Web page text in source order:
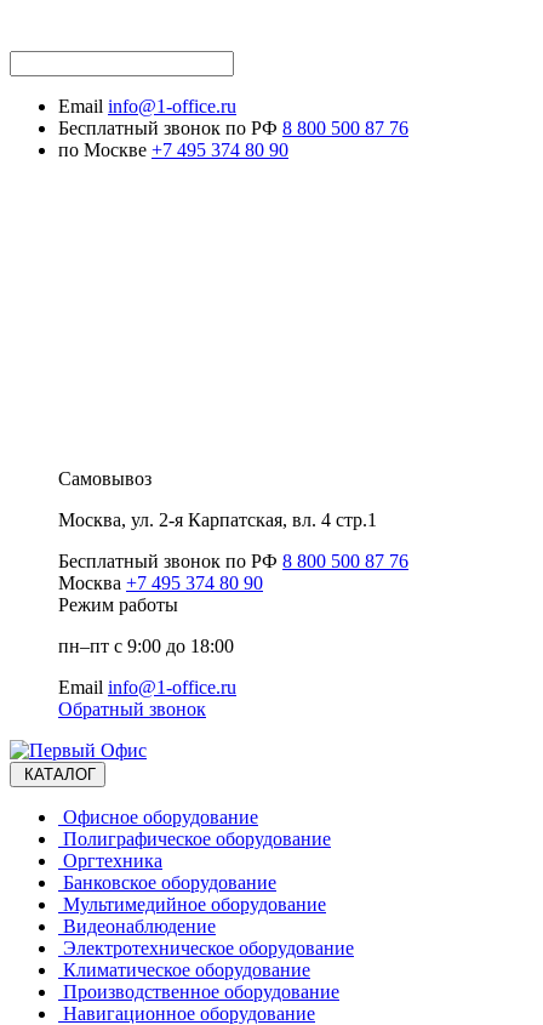
Email info@1-office.ru
Бесплатный звонок по РФ 8 800 500 87 76
по Москве +7 495 374 80 90
Самовывоз
Москва, ул. 2-я Карпатская, вл. 4 стр.1
Бесплатный звонок по РФ 8 800 500 87 76
Москва +7 495 374 80 90
Режим работы
пн–пт с 9:00 до 18:00
Email info@1-office.ru
Обратный звонок
КАТАЛОГ
Офисное оборудование
Полиграфическое оборудование
Оргтехника
Банковское оборудование
Мультимедийное оборудование
Видеонаблюдение
Электротехническое оборудование
Климатическое оборудование
Производственное оборудование
Навигационное оборудование